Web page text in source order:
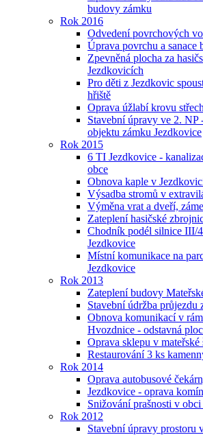
budovy zámku
Rok 2016
Odvedení povrchových
Úprava povrchu a sanace
Zpevněná plocha za
Jezdkovicích
Pro děti z Jezdkovic
hřiště
Oprava úžlabí krovu
Stavební úpravy ve 2. NP
objektu zámku Jezdkovice
Rok 2015
6 TI Jezdkovice -
obce
Obnova kaple v
Výsadba stromů v
Výměna vrat a dveří,
Zateplení hasičské
Chodník podél silnice III/
Jezdkovice
Místní komunikace na
Jezdkovice
Rok 2013
Zateplení budovy
Stavební údržba průjezdu
Obnova komunikací v
Hvozdnice - odstavná
Oprava sklepu v mateřské
Restaurování 3 ks
Rok 2014
Oprava autobusové
Jezdkovice - oprava
Snižování prašnosti v
Rok 2012
Stavební úpravy prostoru